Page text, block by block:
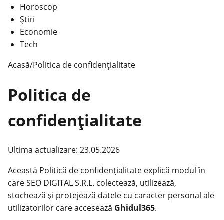
Horoscop
Știri
Economie
Tech
Acasă/Politica de confidențialitate
Politica de
confidențialitate
Ultima actualizare: 23.05.2026
Această Politică de confidențialitate explică modul în
care SEO DIGITAL S.R.L. colectează, utilizează,
stochează și protejează datele cu caracter personal ale
utilizatorilor care accesează Ghidul365.